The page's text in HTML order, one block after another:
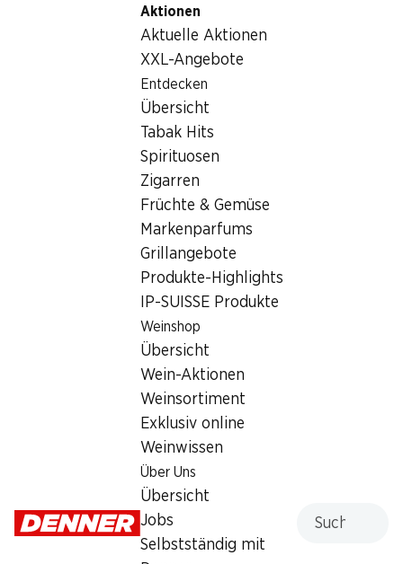
Aktionen
Aktuelle Aktionen
XXL-Angebote
Entdecken
Übersicht
Tabak Hits
Spirituosen
Zigarren
Früchte & Gemüse
Markenparfums
Grillangebote
Produkte-Highlights
IP-SUISSE Produkte
Weinshop
Übersicht
Wein-Aktionen
Weinsortiment
Exklusiv online
Weinwissen
Über Uns
Übersicht
Jobs
Selbstständig mit
Lebensmittel
Brot/Backwaren
IP-SUISSE Toast hell
IP-SUISSE Toast hell